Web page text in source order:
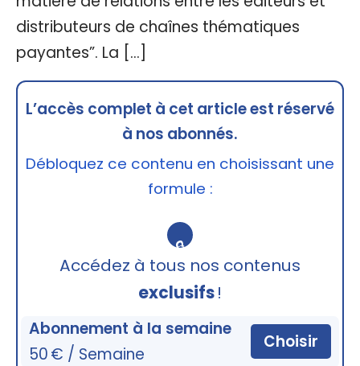
distributeurs de chaînes thématiques
payantes”. La […]
L’accès complet à cet article est réservé
à nos abonnés.
Débloquez ce contenu en choisissant une
formule :
🔒
Accédez à tous nos contenus
exclusifs!
Abonnement à la semaine
50 € / Semaine
Choisir